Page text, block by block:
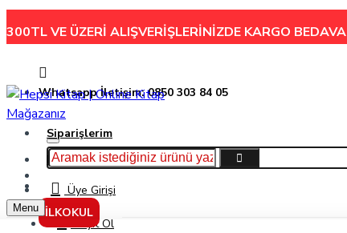
300TL VE ÜZERİ ALIŞVERİŞLERİNİZDE KARGO BEDAVA
Whatsapp İletişim: 0850 303 84 05
Siparişlerim
Hakkımızda
İletişimÜye Girişi
Kayıt Ol
İLKOKUL
Menu